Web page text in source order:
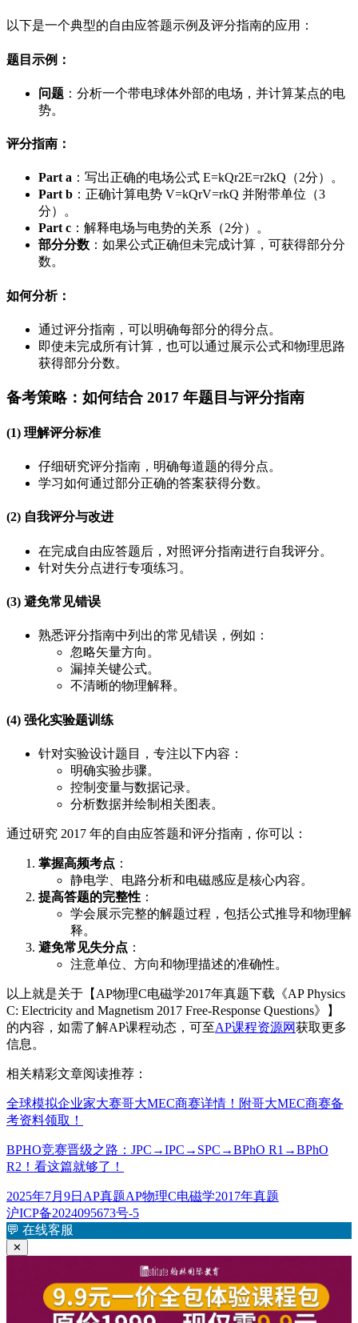
以下是一个典型的自由应答题示例及评分指南的应用：
题目示例 ：
问题 ：分析一个带电球体外部的电场，并计算某点的电
势。
评分指南 ：
Part a ：写出正确的电场公式 E=kQr2E=r2kQ （2分）。
Part b ：正确计算电势 V=kQrV=rkQ 并附带单位（3
分）。
Part c ：解释电场与电势的关系（2分）。
部分分数 ：如果公式正确但未完成计算，可获得部分分
数。
如何分析：
通过评分指南，可以明确每部分的得分点。
即使未完成所有计算，也可以通过展示公式和物理思路
获得部分分数。
备考策略：如何结合 2017 年题目与评分指南
(1) 理解评分标准
仔细研究评分指南，明确每道题的得分点。
学习如何通过部分正确的答案获得分数。
(2) 自我评分与改进
在完成自由应答题后，对照评分指南进行自我评分。
针对失分点进行专项练习。
(3) 避免常见错误
熟悉评分指南中列出的常见错误，例如：
忽略矢量方向。
漏掉关键公式。
不清晰的物理解释。
(4) 强化实验题训练
针对实验设计题目，专注以下内容：
明确实验步骤。
控制变量与数据记录。
分析数据并绘制相关图表。
通过研究 2017 年的自由应答题和评分指南，你可以：
掌握高频考点 ：
静电学、电路分析和电磁感应是核心内容。
提高答题的完整性 ：
学会展示完整的解题过程，包括公式推导和物理解
释。
避免常见失分点 ：
注意单位、方向和物理描述的准确性。
以上就是关于【AP物理C电磁学2017年真题下载《AP Physics
C: Electricity and Magnetism 2017 Free-Response Questions》】
的内容，如需了解AP课程动态，可至AP课程资源网获取更多
信息。
相关精彩文章阅读推荐：
全球模拟企业家大赛哥大MEC商赛详情！附哥大MEC商赛备
考资料领取！
BPHO竞赛晋级之路：JPC→IPC→SPC→BPhO R1→BPhO
R2！看这篇就够了！
发
布
于
2025年7月9日 分
类
AP真题标
签
AP物理C电磁学2017年真题
沪ICP备2024095673号-5
💬 在线客服
✕